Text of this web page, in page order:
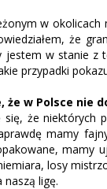
w okolicach
że
jestem w stanie z
przypadki
że w Polsce nie
się, że niektórych
mamy
mamy
losy
naszą ligę.